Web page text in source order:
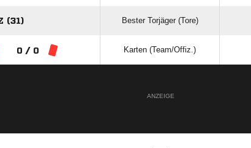
(31) Bester Torjäger (Tore)
0 / 0 Karten (Team/Offiz.)
ANZEIGE